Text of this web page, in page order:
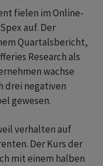
fielen im Online-
auf. Der
Quartalsbericht,
Research als
wachse
drei negativen
gewesen.
verhalten auf
Der Kurs der
mit einem halben